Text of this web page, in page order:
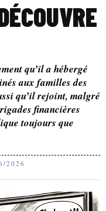
qu’il a hébergé
aux familles des
qu’il rejoint, malgré
financières
toujours que
2026